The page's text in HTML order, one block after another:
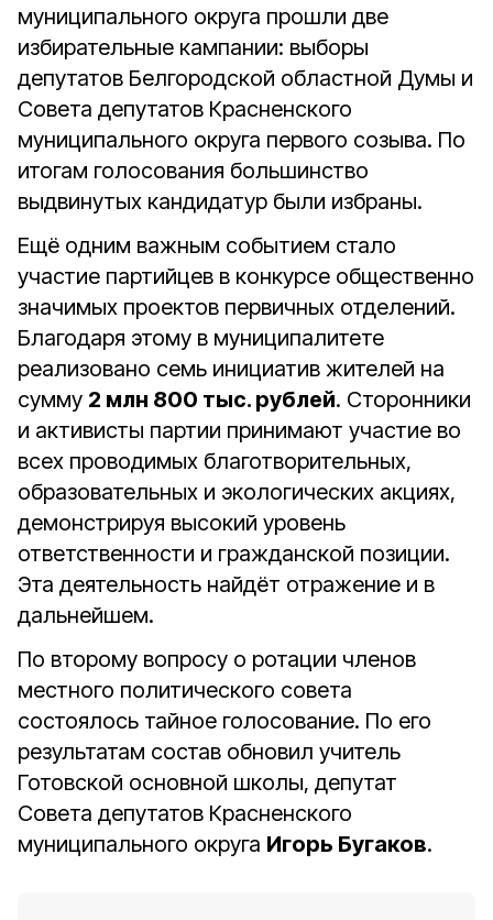
муниципального округа прошли две
избирательные кампании: выборы
депутатов Белгородской областной Думы и
Совета депутатов Красненского
муниципального округа первого созыва. По
итогам голосования большинство
выдвинутых кандидатур были избраны.
Ещё одним важным событием стало
участие партийцев в конкурсе общественно
значимых проектов первичных отделений.
Благодаря этому в муниципалитете
реализовано семь инициатив жителей на
сумму 2 млн 800 тыс. рублей. Сторонники
и активисты партии принимают участие во
всех проводимых благотворительных,
образовательных и экологических акциях,
демонстрируя высокий уровень
ответственности и гражданской позиции.
Эта деятельность найдёт отражение и в
дальнейшем.
По второму вопросу о ротации членов
местного политического совета
состоялось тайное голосование. По его
результатам состав обновил учитель
Готовской основной школы, депутат
Совета депутатов Красненского
муниципального округа Игорь Бугаков.